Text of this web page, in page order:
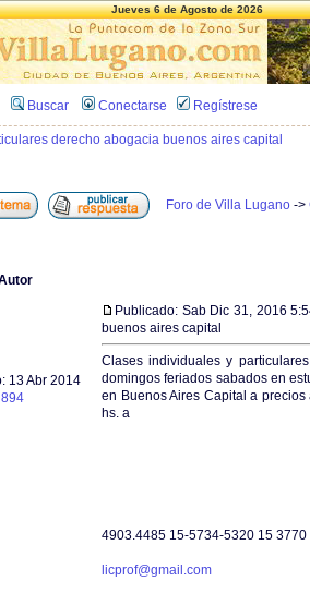
Jueves 6 de Agosto de 2026
Buscar Conectarse Regístrese
derecho abogacia buenos aires capital
Foro de Villa Lugano ->
13 Abr 2014
Publicado: Sab Dic 31, 2016
buenos aires capital
Clases individuales y
domingos feriados sabados en
en Buenos Aires Capital a
hs. a
4903.4485 15-5734-5320 15
licprof@gmail.com